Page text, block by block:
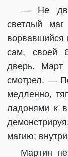
— Не
светлый
сам, своей
дверь. Март
смотрел. —
медленно,
ладонями к
магию;
Мартин